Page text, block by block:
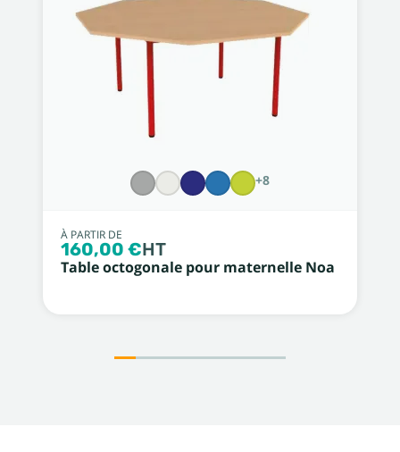
+8
À PARTIR DE
160,00 €HT
Table octogonale pour maternelle Noa